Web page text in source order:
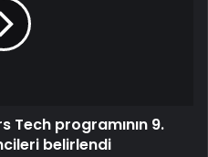
Tech programının 9.
belirlendi